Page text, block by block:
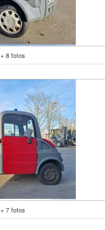
+ 8 fotos
+ 7 fotos